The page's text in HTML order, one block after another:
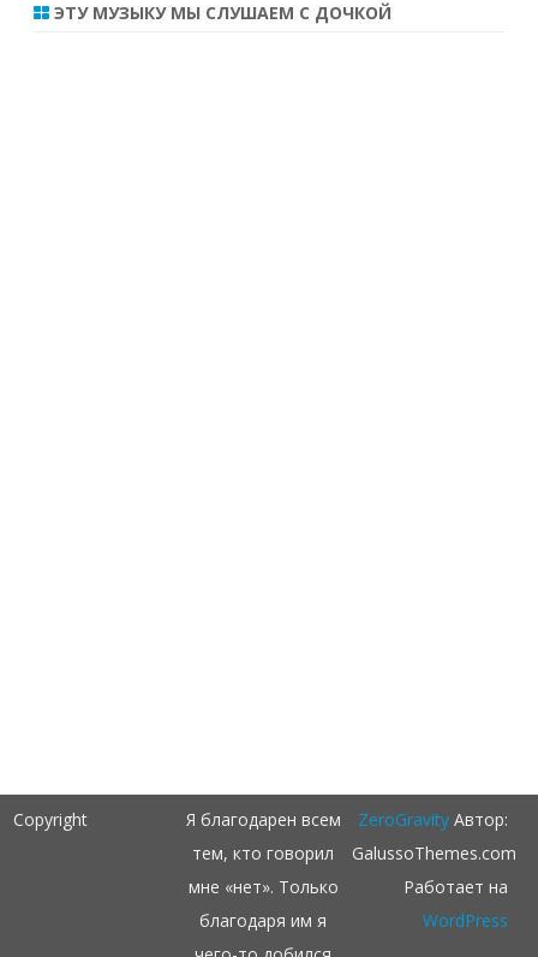
ЭТУ МУЗЫКУ МЫ СЛУШАЕМ С ДОЧКОЙ
Copyright
Я благодарен всем
тем, кто говорил
мне «нет». Только
благодаря им я
ZeroGravityАвтор:
GalussoThemes.com
Работает на
WordPress